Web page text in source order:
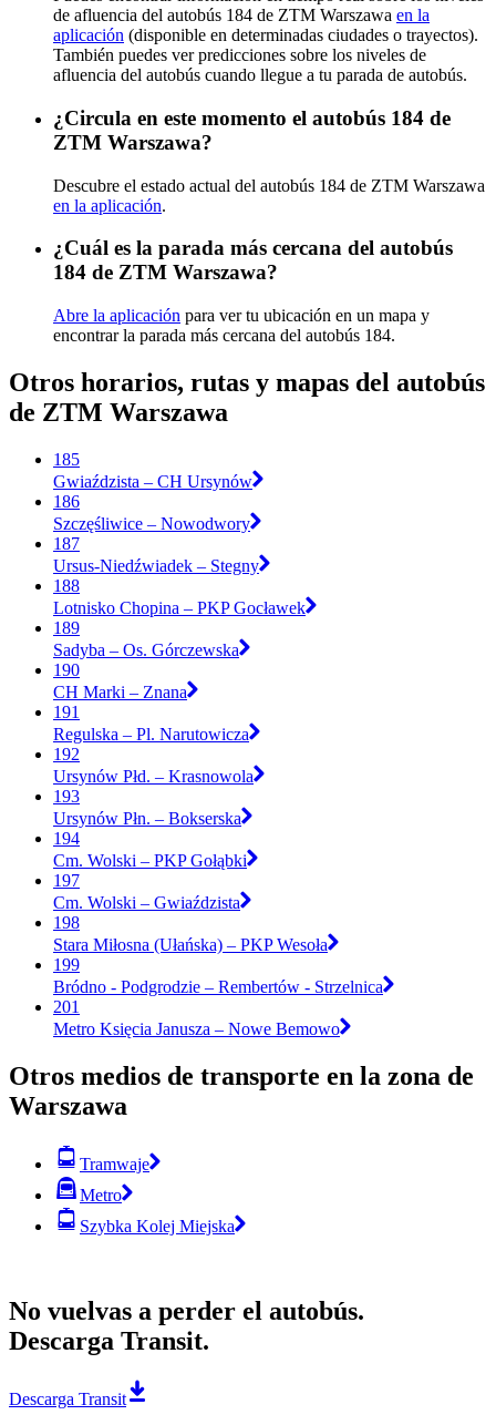
de afluencia del autobús 184 de ZTM Warszawa en la
aplicación (disponible en determinadas ciudades o trayectos).
También puedes ver predicciones sobre los niveles de
afluencia del autobús cuando llegue a tu parada de autobús.
¿Circula en este momento el autobús 184 de
ZTM Warszawa?
Descubre el estado actual del autobús 184 de ZTM Warszawa
en la aplicación.
¿Cuál es la parada más cercana del autobús
184 de ZTM Warszawa?
Abre la aplicación para ver tu ubicación en un mapa y
encontrar la parada más cercana del autobús 184.
Otros horarios, rutas y mapas del autobús
de ZTM Warszawa
185
Gwiaździsta – CH Ursynów
186
Szczęśliwice – Nowodwory
187
Ursus-Niedźwiadek – Stegny
188
Lotnisko Chopina – PKP Gocławek
189
Sadyba – Os. Górczewska
190
CH Marki – Znana
191
Regulska – Pl. Narutowicza
192
Ursynów Płd. – Krasnowola
193
Ursynów Płn. – Bokserska
194
Cm. Wolski – PKP Gołąbki
197
Cm. Wolski – Gwiaździsta
198
Stara Miłosna (Ułańska) – PKP Wesoła
199
Bródno - Podgrodzie – Rembertów - Strzelnica
201
Metro Księcia Janusza – Nowe Bemowo
Otros medios de transporte en la zona de
Warszawa
Tramwaje
Metro
Szybka Kolej Miejska
No vuelvas a perder el autobús.
Descarga Transit.
Descarga Transit